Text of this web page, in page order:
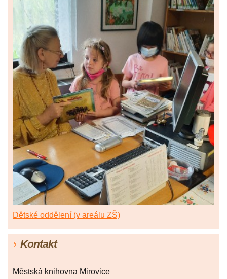
Dětské oddělení (v areálu ZŠ)
Kontakt
Městská knihovna Mirovice